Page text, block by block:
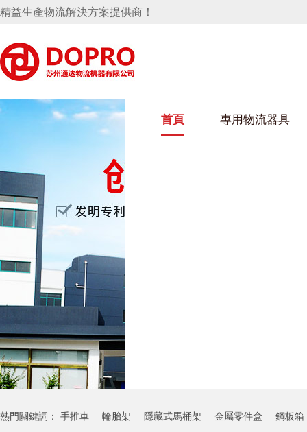
精益生產物流解決方案提供商！
首頁 專用物流器具
好色视频APP下载架
變速箱托盤 保險杠料架
輪胎架
轉向機料架
消聲器料架
懸掛料架
手推車
網箱
氣瓶料架
隱藏式馬桶水箱支架
汽車行業
衛浴行業
熱門關鍵詞： 手推車 輪胎架 隱藏式馬桶架 金屬零件盒 鋼板箱